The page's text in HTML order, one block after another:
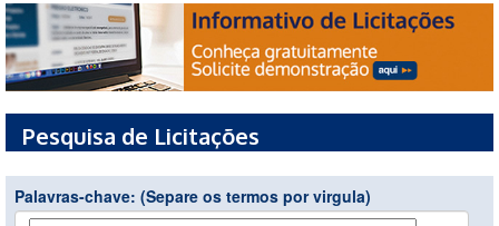
Pesquisa de Licitações
Palavras-chave: (Separe os termos por virgula)